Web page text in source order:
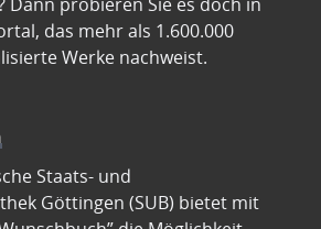
das mehr als 1.600.000
Werke nachweist.
Staats- und
Göttingen (SUB) bietet mit